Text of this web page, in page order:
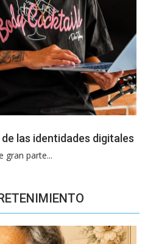
las identidades digitales
gran parte...